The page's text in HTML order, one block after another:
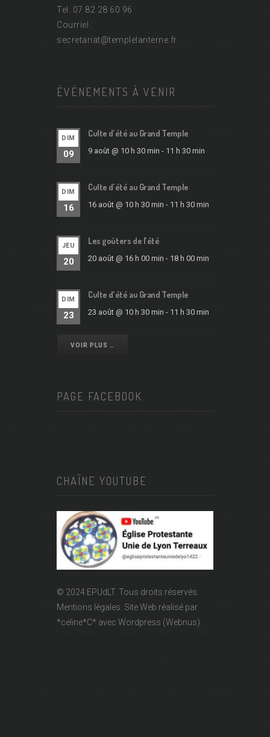
Tel. 07 82 28 60 96
Courriel :
secretariat@templelanterne.fr
ÉVÉNEMENTS À VENIR
DIM
09
Culte d’été au Grand Temple
9 août @ 10 h 30 min - 11 h 30 min
DIM
16
Culte d’été au Grand Temple
16 août @ 10 h 30 min - 11 h 30 min
JEU
20
Les goûters de l’été
20 août @ 16 h 00 min - 18 h 00 min
DIM
23
Culte d’été au Grand Temple
23 août @ 10 h 30 min - 11 h 30 min
VOIR PLUS …
PAGE FACEBOOK
CHAÎNE YOUTUBE
© 2024 EPUdLT. Tous droits réservés.
Mentions légales. Site Web réalisé par
*celine*C* avec Wordpress (Webnus).